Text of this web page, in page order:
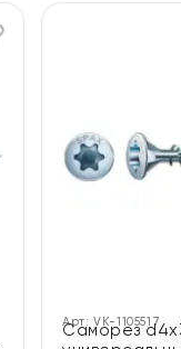
Арт:VK-1105517
Саморез